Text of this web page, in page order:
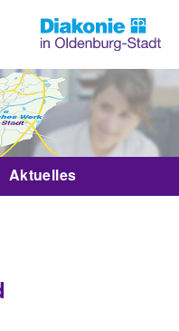
Aktuelles